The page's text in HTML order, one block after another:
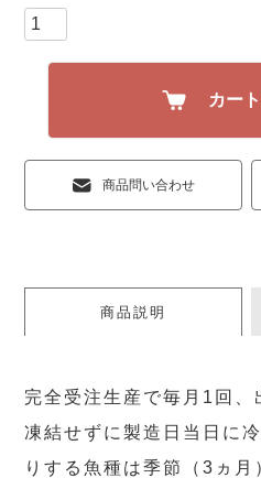
カー
商品問い合わせ
商品説明
完全受注生産で毎月1回、
凍結せずに製造日当日に
りする魚種は季節（3ヵ月